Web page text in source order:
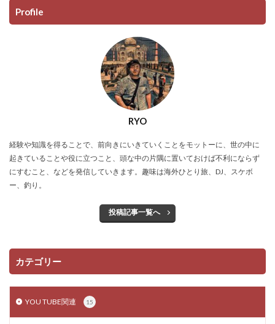
Profile
RYO
経験や知識を得ることで、前向きにいきていくことをモットーに、世の中に
起きていることや役に立つこと、頭な中の片隅に置いておけば不利にならず
にすむこと、などを発信していきます。趣味は海外ひとり旅、DJ、スケボ
ー、釣り。
投稿記事一覧へ
カテゴリー
YOU TUBE関連 15